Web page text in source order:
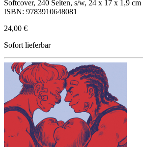
Softcover, 240 Seiten, s/w, 24 x 17 x 1,9 cm
ISBN: 9783910648081
24,00 €
Sofort lieferbar